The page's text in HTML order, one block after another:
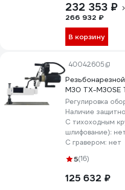
232 353 ₽
266 932 ₽
В корзину
40042605
M30 TX-M30SE
Регулировка
Наличие
С тихоходным
шлифование):
С гравером: нет
5(16)
125 632 ₽